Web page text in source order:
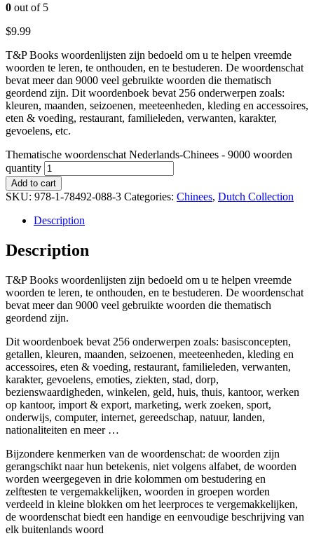
0 out of 5
$9.99
T&P Books woordenlijsten zijn bedoeld om u te helpen vreemde
woorden te leren, te onthouden, en te bestuderen. De woordenschat
bevat meer dan 9000 veel gebruikte woorden die thematisch
geordend zijn. Dit woordenboek bevat 256 onderwerpen zoals:
kleuren, maanden, seizoenen, meeteenheden, kleding en accessoires,
eten & voeding, restaurant, familieleden, verwanten, karakter,
gevoelens, etc.
Thematische woordenschat Nederlands-Chinees - 9000 woorden
quantity
Add to cart
SKU: 978-1-78492-088-3 Categories: Chinees, Dutch Collection
Description
Description
T&P Books woordenlijsten zijn bedoeld om u te helpen vreemde
woorden te leren, te onthouden, en te bestuderen. De woordenschat
bevat meer dan 9000 veel gebruikte woorden die thematisch
geordend zijn.
Dit woordenboek bevat 256 onderwerpen zoals: basisconcepten,
getallen, kleuren, maanden, seizoenen, meeteenheden, kleding en
accessoires, eten & voeding, restaurant, familieleden, verwanten,
karakter, gevoelens, emoties, ziekten, stad, dorp,
bezienswaardigheden, winkelen, geld, huis, thuis, kantoor, werken
op kantoor, import & export, marketing, werk zoeken, sport,
onderwijs, computer, internet, gereedschap, natuur, landen,
nationaliteiten en meer …
Bijzondere kenmerken van de woordenschat: de woorden zijn
gerangschikt naar hun betekenis, niet volgens alfabet, de woorden
worden weergegeven in drie kolommen om bestudering en
zelftesten te vergemakkelijken, woorden in groepen worden
verdeeld in kleine blokken om het leerproces te vergemakkelijken,
de woordenschat biedt een handige en eenvoudige beschrijving van
elk buitenlands woord